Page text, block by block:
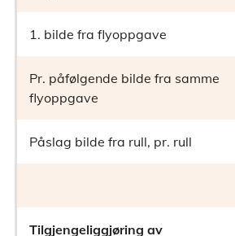
1. bilde fra flyoppgave
Pr. påfølgende bilde fra samme
flyoppgave
Påslag bilde fra rull, pr. rull
Tilgjengeliggjøring av